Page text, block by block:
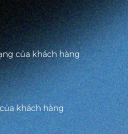
của khách hàng
khách hàng